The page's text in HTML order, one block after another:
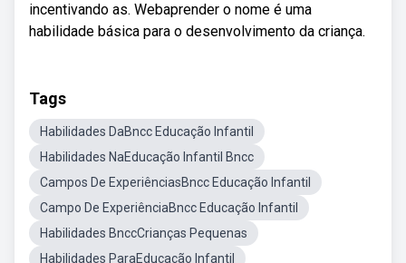
incentivando as. Webaprender o nome é uma
habilidade básica para o desenvolvimento da criança.
Tags
Habilidades DaBncc Educação Infantil
Habilidades NaEducação Infantil Bncc
Campos De ExperiênciasBncc Educação Infantil
Campo De ExperiênciaBncc Educação Infantil
Habilidades BnccCrianças Pequenas
Habilidades ParaEducação Infantil